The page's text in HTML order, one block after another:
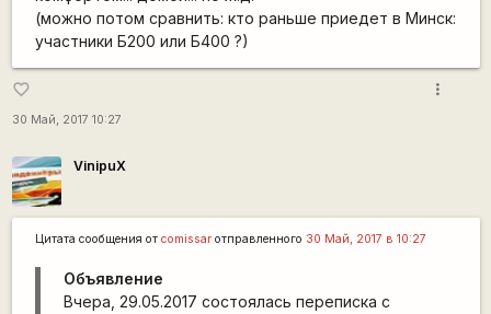
(можно потом сравнить: кто раньше приедет в Минск:
участники Б200 или Б400 ?)
favorite_border
30 Май, 2017 10:27
more_vert
VinipuX
Цитата сообщения от сomissarотправленного 30 Май, 2017 в 10:27
Объявление
Вчера, 29.05.2017 состоялась переписка с